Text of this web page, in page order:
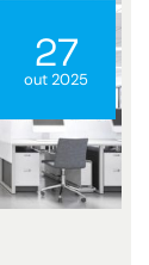
27
out 2025